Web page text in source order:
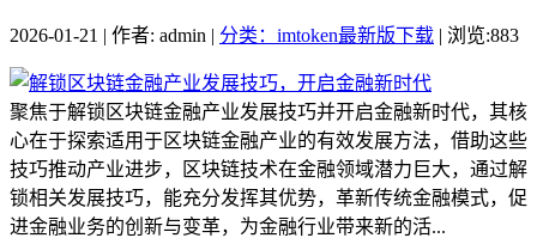
2026-01-21 | 作者: admin | 分类：imtoken最新版下载 | 浏览:883
聚焦于解锁区块链金融产业发展技巧并开启金融新时代，其核
心在于探索适用于区块链金融产业的有效发展方法，借助这些
技巧推动产业进步，区块链技术在金融领域潜力巨大，通过解
锁相关发展技巧，能充分发挥其优势，革新传统金融模式，促
进金融业务的创新与变革，为金融行业带来新的活...